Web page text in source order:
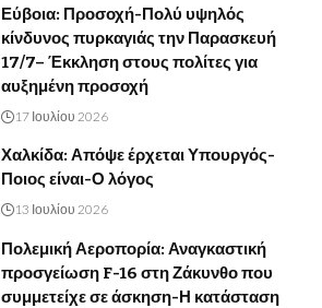
Εύβοια: Προσοχή-Πολύ υψηλός
κίνδυνος πυρκαγιάς την Παρασκευή
17/7– Έκκληση στους πολίτες για
αυξημένη προσοχή
17 Ιουλίου 2026
Χαλκίδα: Απόψε έρχεται Υπουργός-
Ποιος είναι-Ο λόγος
13 Ιουλίου 2026
Πολεμική Αεροπορία: Αναγκαστική
προσγείωση F-16 στη Ζάκυνθο που
συμμετείχε σε άσκηση-Η κατάσταση